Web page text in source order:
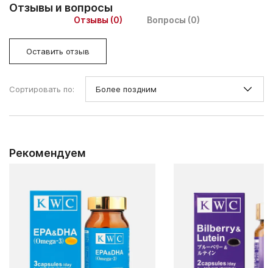
Отзывы и вопросы
Отзывы (0) Вопросы (0)
Оставить отзыв
Сортировать по:
Рекомендуем